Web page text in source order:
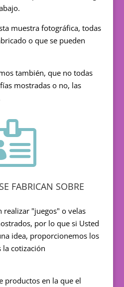
muestra fotográfica, todas
o que se pueden
también, que no todas
mostradas o no, las
FABRICAN SOBRE
realizar "juegos" o velas
por lo que si Usted
idea, proporcionemos los
la cotización
productos en la que el